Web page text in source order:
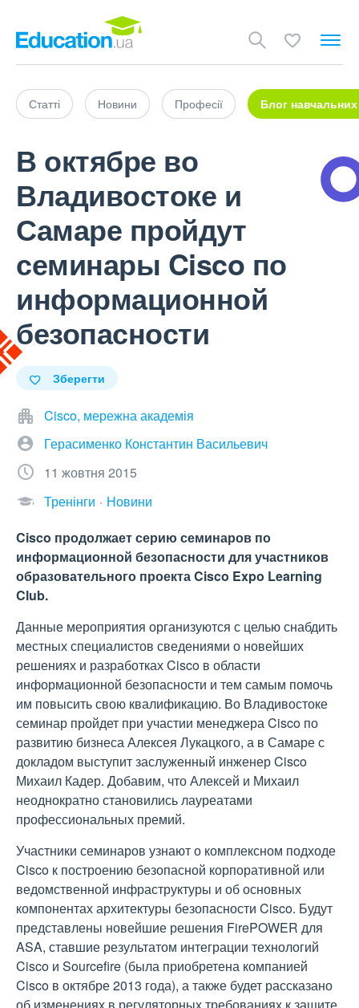
Статті Новини Професії Блог навчальних
В октябре во
Владивостоке и
Самаре пройдут
семинары Cisco по
информационной
безопасности
Зберегти
Cisco, мережна академія
Герасименко Константин Васильевич
11 жовтня 2015
Тренінги
Новини
Cisco продолжает серию семинаров по
информационной безопасности для участников
образовательного проекта Cisco Expo Learning
Club.
Данные мероприятия организуются с целью снабдить
местных специалистов сведениями о новейших
решениях и разработках Cisco в области
информационной безопасности и тем самым помочь
им повысить свою квалификацию. Во Владивостоке
семинар пройдет при участии менеджера Cisco по
развитию бизнеса Алексея Лукацкого, а в Самаре с
докладом выступит заслуженный инженер Cisco
Михаил Кадер. Добавим, что Алексей и Михаил
неоднократно становились лауреатами
профессиональных премий.
Участники семинаров узнают о комплексном подходе
Cisco к построению безопасной корпоративной или
ведомственной инфраструктуры и об основных
компонентах архитектуры безопасности Cisco. Будут
представлены новейшие решения FirePOWER для
ASA, ставшие результатом интеграции технологий
Cisco и Sourcefire (была приобретена компанией
Cisco в октябре 2013 года), а также будет рассказано